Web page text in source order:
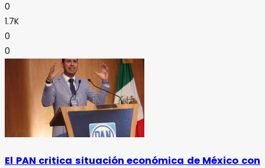
0
1.7K
0
0
El PAN critica situación económica de México con